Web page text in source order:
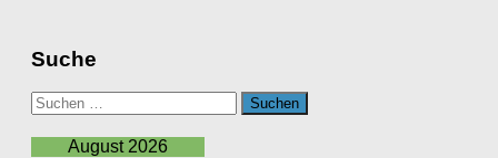
Suche
Suchen
nach:
August 2026